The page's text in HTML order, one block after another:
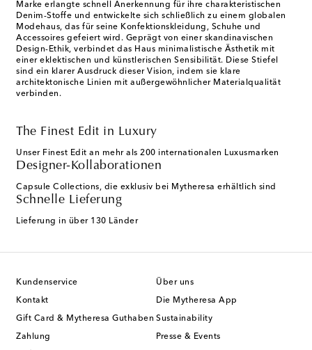
Marke erlangte schnell Anerkennung für ihre charakteristischen
Denim-Stoffe und entwickelte sich schließlich zu einem globalen
Modehaus, das für seine Konfektionskleidung, Schuhe und
Accessoires gefeiert wird. Geprägt von einer skandinavischen
Design-Ethik, verbindet das Haus minimalistische Ästhetik mit
einer eklektischen und künstlerischen Sensibilität. Diese Stiefel
sind ein klarer Ausdruck dieser Vision, indem sie klare
architektonische Linien mit außergewöhnlicher Materialqualität
verbinden.
The Finest Edit in Luxury
Unser Finest Edit an mehr als 200 internationalen Luxusmarken
Designer-Kollaborationen
Capsule Collections, die exklusiv bei Mytheresa erhältlich sind
Schnelle Lieferung
Lieferung in über 130 Länder
Kundenservice
Kontakt
Gift Card & Mytheresa Guthaben
Zahlung
Über uns
Die Mytheresa App
Sustainability
Presse & Events